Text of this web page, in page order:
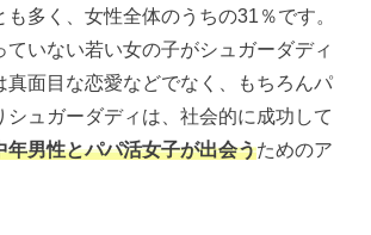
多く、女性全体のうちの31％です。
ていない若い女の子がシュガーダディ
真面目な恋愛などでなく、もちろんパ
シュガーダディは、社会的に成功して
年男性とパパ活女子が出会うためのア